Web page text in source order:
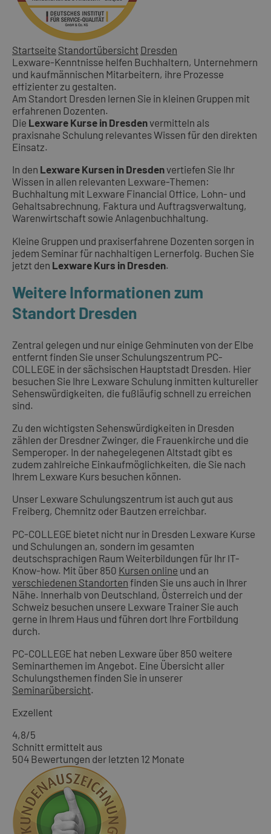
Startseite Standortübersicht Dresden
Lexware-Kenntnisse helfen Buchhaltern, Unternehmern
und kaufmännischen Mitarbeitern, ihre Prozesse
effizienter zu gestalten.
Am Standort Dresden lernen Sie in kleinen Gruppen mit
erfahrenen Dozenten.
Die Lexware Kurse in Dresdenvermitteln als
praxisnahe Schulung relevantes Wissen für den direkten
Einsatz.
In den Lexware Kursen in Dresdenvertiefen Sie Ihr
Wissen in allen relevanten Lexware-Themen:
Buchhaltung mit Lexware Financial Office, Lohn- und
Gehaltsabrechnung, Faktura und Auftragsverwaltung,
Warenwirtschaft sowie Anlagenbuchhaltung.
Kleine Gruppen und praxiserfahrene Dozenten sorgen in
jedem Seminar für nachhaltigen Lernerfolg. Buchen Sie
jetzt den Lexware Kurs in Dresden.
Weitere Informationen zum
Standort Dresden
Zentral gelegen und nur einige Gehminuten von der Elbe
entfernt finden Sie unser Schulungszentrum PC-
COLLEGE in der sächsischen Hauptstadt Dresden. Hier
besuchen Sie Ihre Lexware Schulung inmitten kultureller
Sehenswürdigkeiten, die fußläufig schnell zu erreichen
sind.
Zu den wichtigsten Sehenswürdigkeiten in Dresden
zählen der Dresdner Zwinger, die Frauenkirche und die
Semperoper. In der nahegelegenen Altstadt gibt es
zudem zahlreiche Einkaufmöglichkeiten, die Sie nach
Ihrem Lexware Kurs besuchen können.
Unser Lexware Schulungszentrum ist auch gut aus
Freiberg, Chemnitz oder Bautzen erreichbar.
PC-COLLEGE bietet nicht nur in Dresden Lexware Kurse
und Schulungen an, sondern im gesamten
deutschsprachigen Raum Weiterbildungen für Ihr IT-
Know-how. Mit über 850 Kursen online und an
verschiedenen Standorten finden Sie uns auch in Ihrer
Nähe. Innerhalb von Deutschland, Österreich und der
Schweiz besuchen unsere Lexware Trainer Sie auch
gerne in Ihrem Haus und führen dort Ihre Fortbildung
durch.
PC-COLLEGE hat neben Lexware über 850 weitere
Seminarthemen im Angebot. Eine Übersicht aller
Schulungsthemen finden Sie in unserer
Seminarübersicht.
Exzellent
4,8/5
Schnitt ermittelt aus
504 Bewertungen der letzten 12 Monate